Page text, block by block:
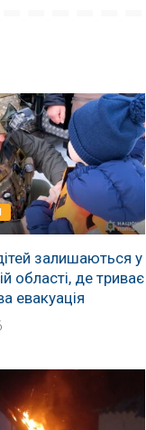
залишаються у
області, де триває
евакуація